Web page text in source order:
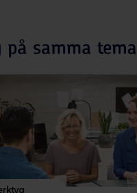
på samma tema